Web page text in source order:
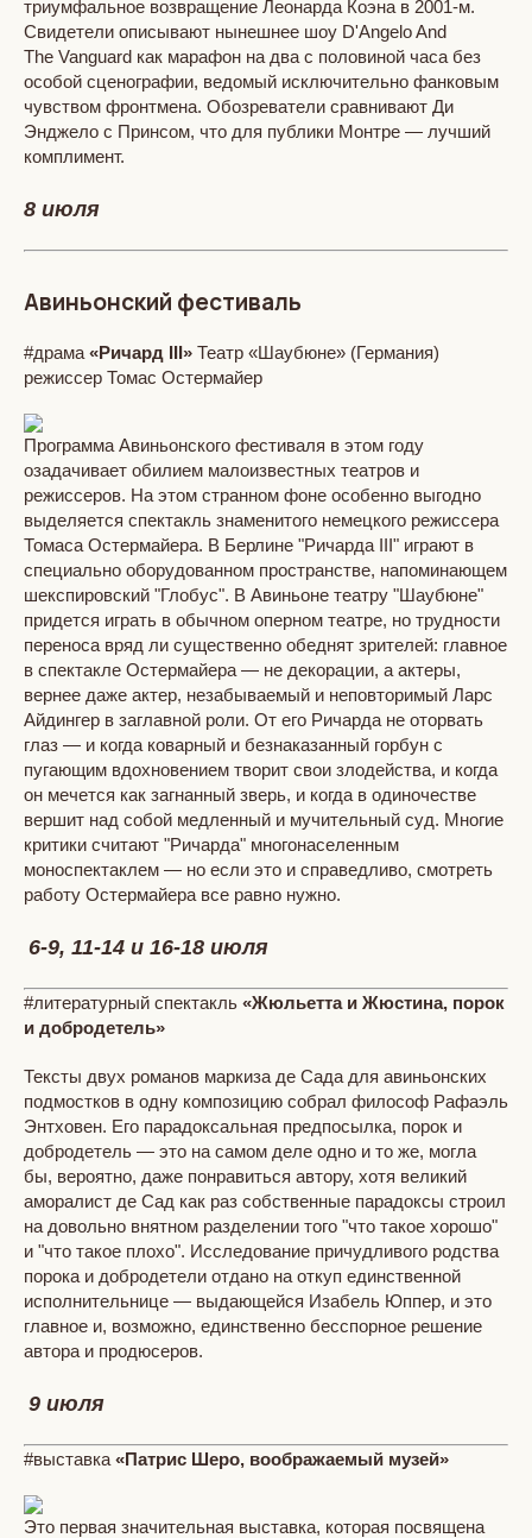
триумфальное возвращение Леонарда Коэна в 2001-м.
Свидетели описывают нынешнее шоу D'Angelo And
The Vanguard как марафон на два с половиной часа без
особой сценографии, ведомый исключительно фанковым
чувством фронтмена. Обозреватели сравнивают Ди
Энджело с Принсом, что для публики Монтре — лучший
комплимент.
8 июля
Авиньонский фестиваль
#драма «Ричард III» Театр «Шаубюне» (Германия)
режиссер Томас Остермайер
Программа Авиньонского фестиваля в этом году
озадачивает обилием малоизвестных театров и
режиссеров. На этом странном фоне особенно выгодно
выделяется спектакль знаменитого немецкого режиссера
Томаса Остермайера. В Берлине "Ричарда III" играют в
специально оборудованном пространстве, напоминающем
шекспировский "Глобус". В Авиньоне театру "Шаубюне"
придется играть в обычном оперном театре, но трудности
переноса вряд ли существенно обеднят зрителей: главное
в спектакле Остермайера — не декорации, а актеры,
вернее даже актер, незабываемый и неповторимый Ларс
Айдингер в заглавной роли. От его Ричарда не оторвать
глаз — и когда коварный и безнаказанный горбун с
пугающим вдохновением творит свои злодейства, и когда
он мечется как загнанный зверь, и когда в одиночестве
вершит над собой медленный и мучительный суд. Многие
критики считают "Ричарда" многонаселенным
моноспектаклем — но если это и справедливо, смотреть
работу Остермайера все равно нужно.
6-9, 11-14 и 16-18 июля
#литературный спектакль «Жюльетта и Жюстина, порок
и добродетель»
Тексты двух романов маркиза де Сада для авиньонских
подмостков в одну композицию собрал философ Рафаэль
Энтховен. Его парадоксальная предпосылка, порок и
добродетель — это на самом деле одно и то же, могла
бы, вероятно, даже понравиться автору, хотя великий
аморалист де Сад как раз собственные парадоксы строил
на довольно внятном разделении того "что такое хорошо"
и "что такое плохо". Исследование причудливого родства
порока и добродетели отдано на откуп единственной
исполнительнице — выдающейся Изабель Юппер, и это
главное и, возможно, единственно бесспорное решение
автора и продюсеров.
9 июля
#выставка «Патрис Шеро, воображаемый музей»
Это первая значительная выставка, которая посвящена